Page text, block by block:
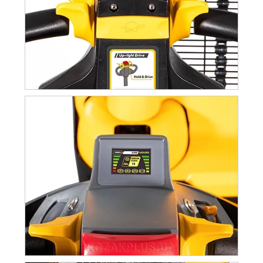
Рівень шуму для водія відповідно до EN
12053, дБ(А)
≤70
Продуктивність
Швидкість руху з/без вантажу, км/год
4/4.5
Швидкість підйому з/без вантажу, мм/с
72 / 115
Швидкість опускання з/без вантажу, мм/с
133 / 116
Макс. можливість підйому з/без
навантаження, %
5/10
Електромагнітний
Шини/шасі
Колеса
Поліуретан
Розмір коліс, передні, мм
Ø210х70